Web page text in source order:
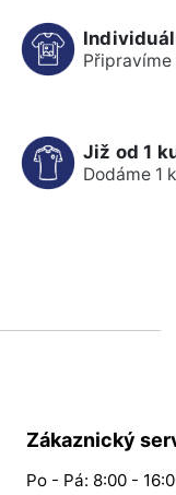
Již od 1
Dodáme 1
Zákaznický
Po - Pá: 8:00 -